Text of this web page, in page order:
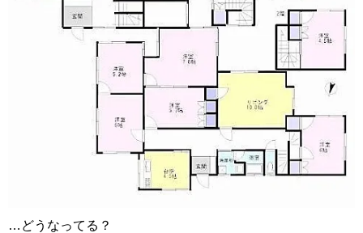
…どうなってる？